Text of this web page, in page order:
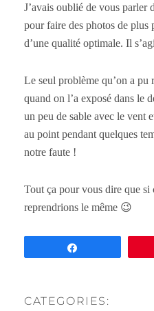
J’avais oublié de vous parler
pour faire des photos de plus
d’une qualité optimale. Il
Le seul problème qu’on a pu
quand on l’a exposé dans le
un peu de sable avec le vent
au point pendant quelques
notre faute !
Tout ça pour vous dire que si
reprendrions le même 😉
CATEGORIES: